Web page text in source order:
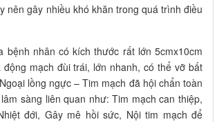
nên gây nhiều khó khăn trong quá trình điều
nhân có kích thước rất lớn 5cmx10cm
động mạch đùi trái, lớn nhanh, có thể vỡ bất
lồng ngực – Tim mạch đã hội chẩn toàn
sàng liên quan như: Tim mạch can thiệp,
đới, Gây mê hồi sức, Nội tim mạch để